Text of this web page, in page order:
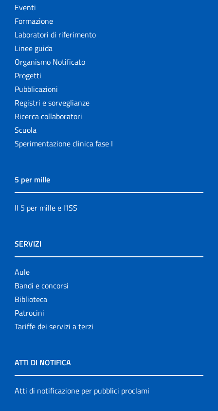
Eventi
Formazione
Laboratori di riferimento
Linee guida
Organismo Notificato
Progetti
Pubblicazioni
Registri e sorveglianze
Ricerca collaboratori
Scuola
Sperimentazione clinica fase I
5 per mille
Il 5 per mille e l'ISS
SERVIZI
Aule
Bandi e concorsi
Biblioteca
Patrocini
Tariffe dei servizi a terzi
ATTI DI NOTIFICA
Atti di notificazione per pubblici proclami